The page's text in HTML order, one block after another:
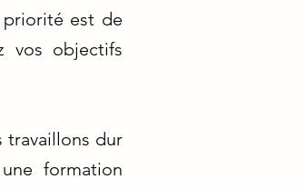
priorité est de
vos objectifs
travaillons dur
formation